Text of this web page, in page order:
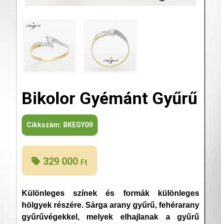
Bikolor Gyémánt Gyűrű
Cikkszám: BKEGY09
329 000 Ft
Különleges színek és formák különleges
hölgyek részére. Sárga arany gyűrű, fehérarany
gyűrűvégekkel, melyek elhajlanak a gyűrű